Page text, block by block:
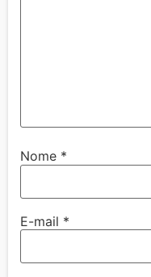
Nome *
E-mail *